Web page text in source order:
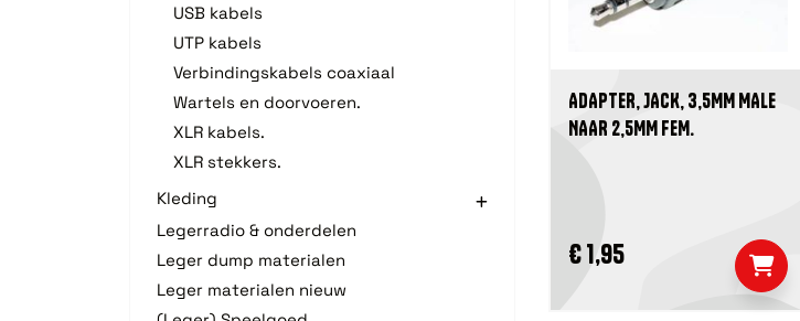
USB kabels
UTP kabels
Verbindingskabels coaxiaal
Wartels en doorvoeren.
XLR kabels.
XLR stekkers.
Kleding
Legerradio & onderdelen
Leger dump materialen
Leger materialen nieuw
ADAPTER, JACK, 3,5MM MALE
NAAR 2,5MM FEM.
€ 1,95